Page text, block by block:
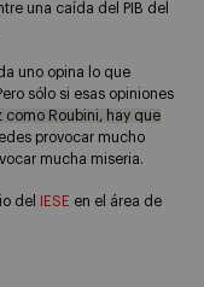
una caída del PIB del
uno opina lo que
sólo si esas opiniones
como Roubini, hay que
provocar mucho
mucha miseria.
del IESE en el área de